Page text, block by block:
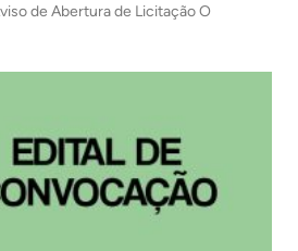
de Abertura de Licitação O